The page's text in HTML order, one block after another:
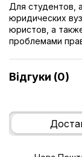
Для студентов,
юридических
юристов, а
проблемами
Відгуки (0)